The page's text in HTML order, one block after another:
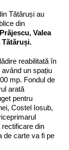
Tătăruși au
din
Valea
Tătăruși.
reabilitată în
un spațiu
mp. Fondul de
arată
pentru
Costel Iosub,
din
de carte va fi pe